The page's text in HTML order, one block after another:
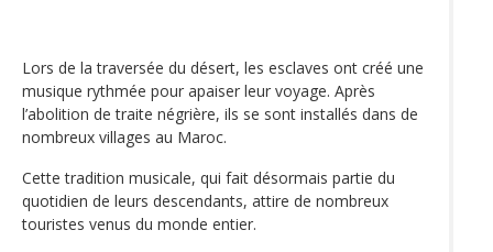
Lors de la traversée du désert, les esclaves ont créé une
musique rythmée pour apaiser leur voyage. Après
l’abolition de traite négrière, ils se sont installés dans de
nombreux villages au Maroc.
Cette tradition musicale, qui fait désormais partie du
quotidien de leurs descendants, attire de nombreux
touristes venus du monde entier.